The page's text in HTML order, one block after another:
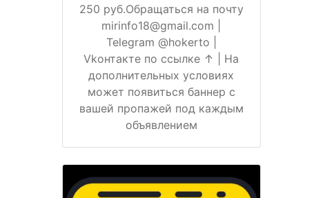
250 руб.Обращаться на почту
mirinfo18@gmail.com |
Telegram @hokerto |
Vkонтакте по ссылке ↑ | На
дополнительных условиях
может появиться баннер с
вашей пропажей под каждым
объявлением